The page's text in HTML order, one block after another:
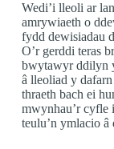
Wedi’i lleoli ar
amrywiaeth o
fydd dewisiadau
O’r gerddi teras
bwytawyr ddilyn
â lleoliad y
thraeth bach ei
mwynhau’r
teulu’n ymlacio